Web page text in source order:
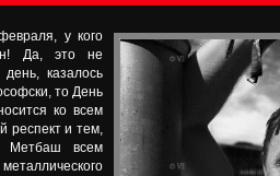
у кого
Да, это не
казалось
то День
ко всем
респект и тем,
Метбаш всем